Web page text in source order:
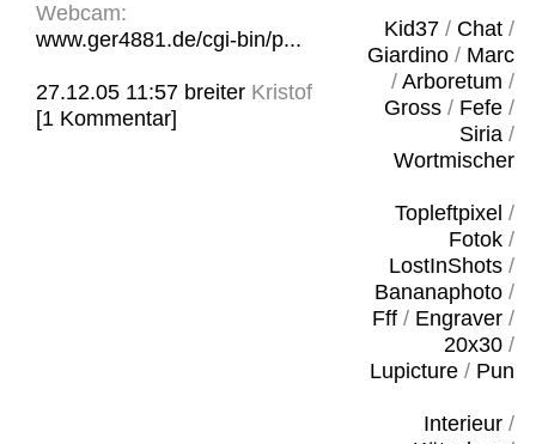
Kid37/ Chat/
Giardino/ Marc
/ Arboretum /
Gross/ Fefe/
Siria/
Wortmischer
Topleftpixel /
Fotok/
LostInShots/
Bananaphoto/
Fff/ Engraver/
20x30/
Lupicture/ Pun
Interieur/
Webcam:
www.ger4881.de/cgi-bin/p...
27.12.05 11:57 breiter Kristof
[1 Kommentar]